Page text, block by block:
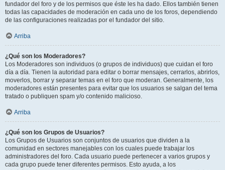
fundador del foro y de los permisos que éste les ha dado. Ellos también tienen
todas las capacidades de moderación en cada uno de los foros, dependiendo
de las configuraciones realizadas por el fundador del sitio.
Arriba
¿Qué son los Moderadores?
Los Moderadores son individuos (o grupos de individuos) que cuidan el foro
día a día. Tienen la autoridad para editar o borrar mensajes, cerrarlos, abrirlos,
moverlos, borrar y separar temas en el foro que moderan. Generalmente, los
moderadores están presentes para evitar que los usuarios se salgan del tema
tratado o publiquen spam y/o contenido malicioso.
Arriba
¿Qué son los Grupos de Usuarios?
Los Grupos de Usuarios son conjuntos de usuarios que dividen a la
comunidad en sectores manejables con los cuales puede trabajar los
administradores del foro. Cada usuario puede pertenecer a varios grupos y
cada grupo puede tener diferentes permisos. Esto ayuda, a los